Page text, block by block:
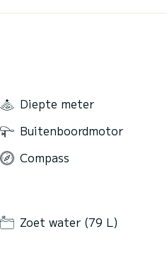
Diepte meter
Buitenboordmotor
Compass
Zoet water (79 L)